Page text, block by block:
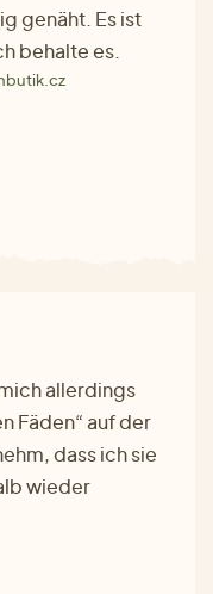
genäht. Es ist
behalte es.
allerdings
Fäden“ auf der
dass ich sie
wieder